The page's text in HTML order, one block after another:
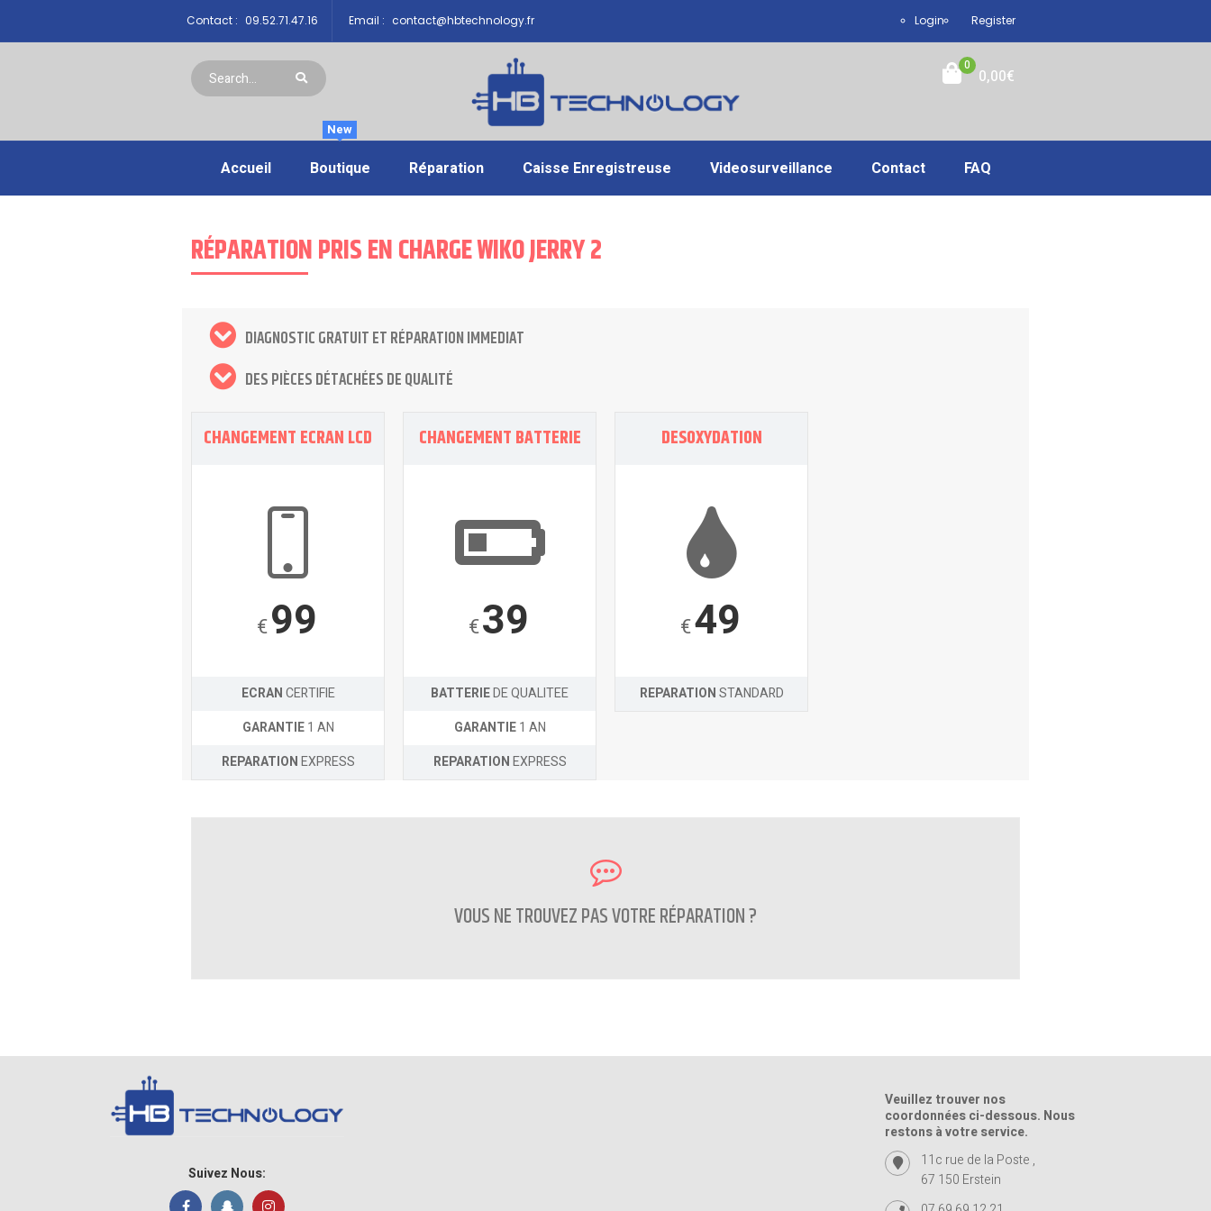
Contact : 09.52.71.47.16 Email : contact@hbtechnology.fr Login Register
0
0,00€
Accueil Boutique
New
Réparation Caisse Enregistreuse Videosurveillance Contact FAQ
RÉPARATION PRIS EN CHARGE WIKO JERRY 2
DIAGNOSTIC GRATUIT ET RÉPARATION IMMEDIAT
DES PIÈCES DÉTACHÉES DE QUALITÉ
CHANGEMENT ECRAN LCD
€99
ECRANCERTIFIE
GARANTIE1 AN
REPARATIONEXPRESS
CHANGEMENT BATTERIE
€39
BATTERIEDE QUALITEE
GARANTIE1 AN
REPARATIONEXPRESS
DESOXYDATION
€49
REPARATIONSTANDARD
VOUS NE TROUVEZ PAS VOTRE RÉPARATION ?
CONTACTEZ NOUS
Suivez Nous:
Veuillez trouver nos
coordonnées ci-dessous. Nous
restons à votre service.
11c rue de la Poste ,
67 150 Erstein